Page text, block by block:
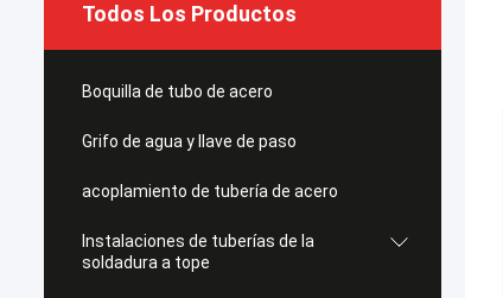
Todos Los Productos
Boquilla de tubo de acero
Grifo de agua y llave de paso
acoplamiento de tubería de acero
Instalaciones de tuberías de la
soldadura a tope